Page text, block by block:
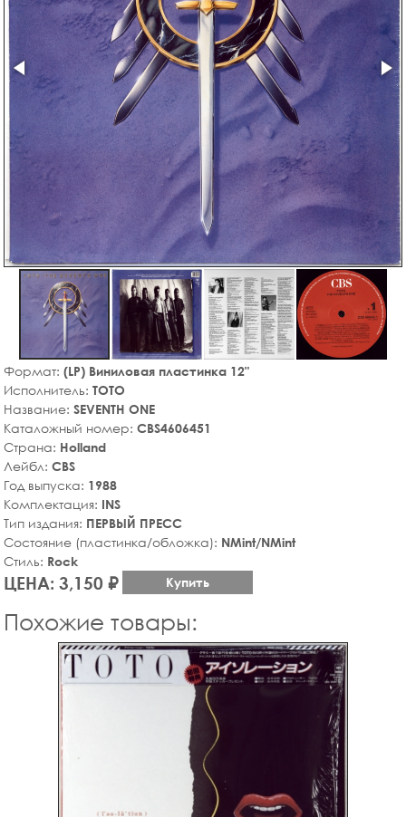
Формат: (LP) Виниловая пластинка 12"
Исполнитель: TOTO
Название: SEVENTH ONE
Каталожный номер: CBS4606451
Страна: Holland
Лейбл: CBS
Год выпуска: 1988
Комплектация: INS
Тип издания: ПЕРВЫЙ ПРЕСС
Состояние (пластинка/обложка): NMint/NMint
Стиль: Rock
ЦЕНА: 3,150 ₽ Купить
Похожие товары: